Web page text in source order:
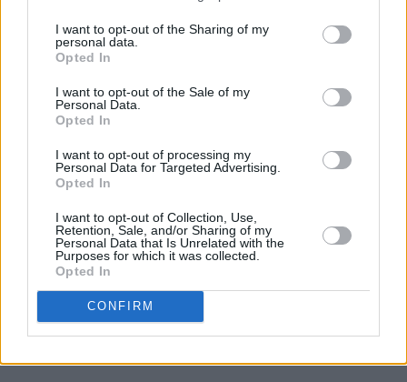
I want to opt-out of the Sharing of my
personal data.
Opted In
I want to opt-out of the Sale of my
Personal Data.
Opted In
I want to opt-out of processing my
Personal Data for Targeted Advertising.
Opted In
I want to opt-out of Collection, Use,
Retention, Sale, and/or Sharing of my
Personal Data that Is Unrelated with the
Purposes for which it was collected.
Opted In
CONFIRM
Tips: